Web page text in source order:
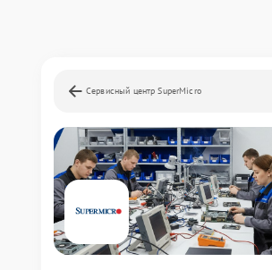
Сервисный центр SuperMicro